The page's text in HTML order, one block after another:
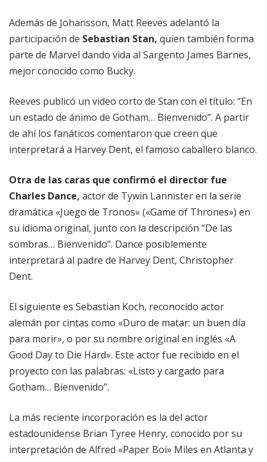
Además de Johansson, Matt Reeves adelantó la
participación de Sebastian Stan, quien también forma
parte de Marvel dando vida al Sargento James Barnes,
mejor conocido como Bucky.
Reeves publicó un video corto de Stan con el título: “En
un estado de ánimo de Gotham… Bienvenido”. A partir
de ahí los fanáticos comentaron que creen que
interpretará a Harvey Dent, el famoso caballero blanco.
Otra de las caras que confirmó el director fue
Charles Dance, actor de Tywin Lannister en la serie
dramática «Juego de Tronos» («Game of Thrones») en
su idioma original, junto con la descripción “De las
sombras… Bienvenido”. Dance posiblemente
interpretará al padre de Harvey Dent, Christopher
Dent.
El siguiente es Sebastian Koch, reconocido actor
alemán por cintas como «Duro de matar: un buen día
para morir», o por su nombre original en inglés «A
Good Day to Die Hard». Este actor fue recibido en el
proyecto con las palabras: «Listo y cargado para
Gotham… Bienvenido”.
La más reciente incorporación es la del actor
estadounidense Brian Tyree Henry, conocido por su
interpretación de Alfred «Paper Boi» Miles en Atlanta y